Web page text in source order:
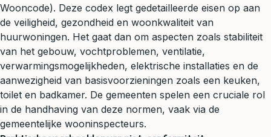
Wooncode). Deze codex legt gedetailleerde eisen op aan
de veiligheid, gezondheid en woonkwaliteit van
huurwoningen. Het gaat dan om aspecten zoals stabiliteit
van het gebouw, vochtproblemen, ventilatie,
verwarmingsmogelijkheden, elektrische installaties en de
aanwezigheid van basisvoorzieningen zoals een keuken,
toilet en badkamer. De gemeenten spelen een cruciale rol
in de handhaving van deze normen, vaak via de
gemeentelijke wooninspecteurs.